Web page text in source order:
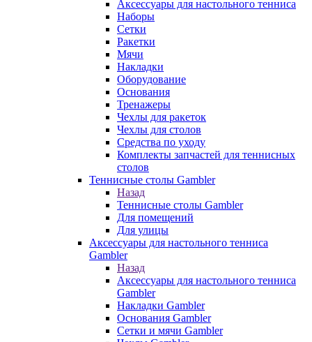
Аксессуары для настольного тенниса
Наборы
Сетки
Ракетки
Мячи
Накладки
Оборудование
Основания
Тренажеры
Чехлы для ракеток
Чехлы для столов
Средства по уходу
Комплекты запчастей для теннисных
столов
Теннисные столы Gambler
Назад
Теннисные столы Gambler
Для помещений
Для улицы
Аксессуары для настольного тенниса
Gambler
Назад
Аксессуары для настольного тенниса
Gambler
Накладки Gambler
Основания Gambler
Сетки и мячи Gambler